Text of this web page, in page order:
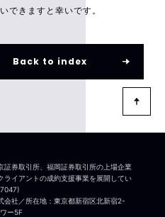
できますと幸いです。
Back to index
証券取引所、福岡証券取引所の上場企業
ライアントの成約支援事業を展開してい
会社／所在地：東京都新宿区北新宿2-
ー5F